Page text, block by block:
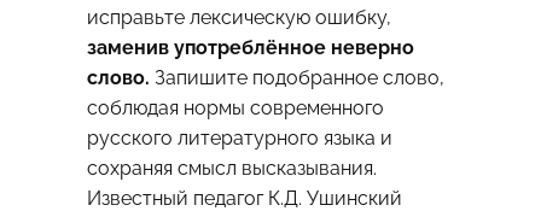
исправьте лексическую ошибку,
заменив употреблённое неверно
слово. Запишите подобранное слово,
соблюдая нормы современного
русского литературного языка и
сохраняя смысл высказывания.
Известный педагог К.Д. Ушинский